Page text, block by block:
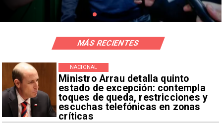
Ministro Arrau detalla quinto
estado de excepción: contempla
toques de queda, restricciones y
escuchas telefónicas en zonas
críticas
NACIONAL
MÁS RECIENTES